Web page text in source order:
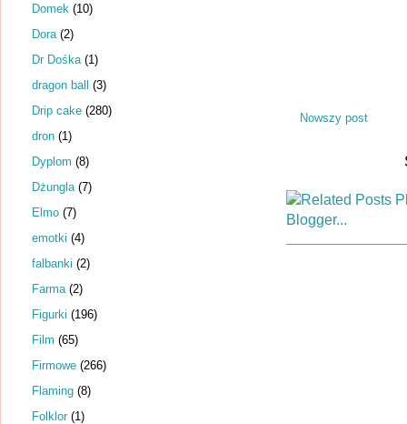
Nowszy post
Domek (10)
Dora (2)
Dr Dośka (1)
dragon ball (3)
Drip cake (280)
dron (1)
Dyplom (8)
Dżungla (7)
Elmo (7)
emotki (4)
falbanki (2)
Farma (2)
Figurki (196)
Film (65)
Firmowe (266)
Flaming (8)
Folklor (1)